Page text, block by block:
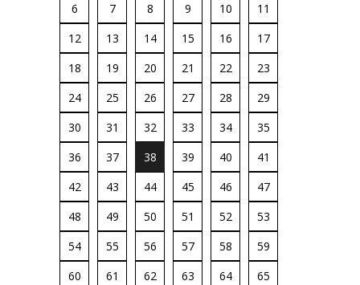
6
7 8 9 10
11
12
13 14 15 16
17
18
19 20 21 22
23
24
25 26 27 28
29
30
31 32 33 34
35
36
37 38 39 40
41
42
43 44 45 46
47
48
49 50 51 52
53
54
55 56 57 58
59
60
61 62 63 64
65